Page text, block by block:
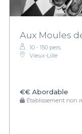
Aux Moules
10 - 150 pers.
Vieux-Lille
€€ Abordable
Établissement non